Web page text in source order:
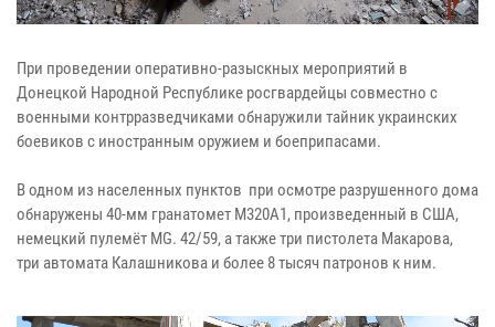
При проведении оперативно-разыскных мероприятий в
Донецкой Народной Республике росгвардейцы совместно с
военными контрразведчиками обнаружили тайник украинских
боевиков с иностранным оружием и боеприпасами.
В одном из населенных пунктов при осмотре разрушенного дома
обнаружены 40-мм гранатомет М320А1, произведенный в США,
немецкий пулемёт MG. 42/59, а также три пистолета Макарова,
три автомата Калашникова и более 8 тысяч патронов к ним.